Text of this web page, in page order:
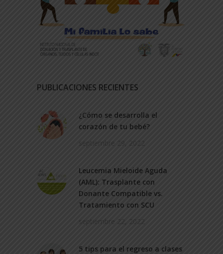
PUBLICACIONES RECIENTES
¿Cómo se desarrolla el
corazón de tu bebé?
septiembre 29, 2022
Leucemia Mieloide Aguda
(AML): Trasplante con
Donante Compatible vs.
Tratamiento con SCU
septiembre 22, 2022
5 tips para el regreso a clases